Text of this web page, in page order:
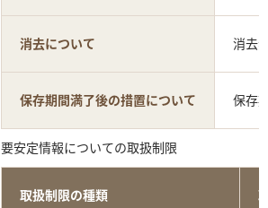
消去について 消去
保存期間満了後の措置について 保存
要安定情報についての取扱制限
取扱制限の種類